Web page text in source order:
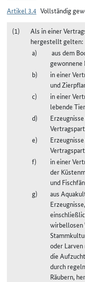
Artikel 3.4 Vollständig
Als in einer
hergestellt gelten:
aus dem
in einer
und
in einer
lebende
in einer
der
und
aus
wirbellosen
oder
die
durch
Räubern,